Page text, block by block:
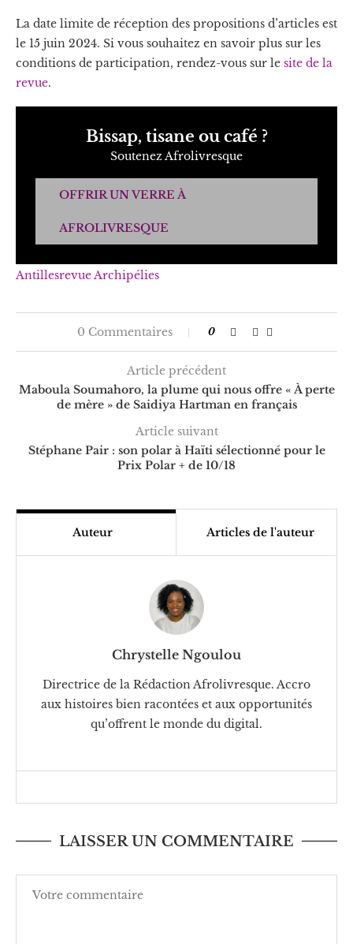
La date limite de réception des propositions d’articles est
le 15 juin 2024. Si vous souhaitez en savoir plus sur les
conditions de participation, rendez-vous sur le site de la
revue.
Bissap, tisane ou café ?
Soutenez Afrolivresque
OFFRIR UN VERRE À
AFROLIVRESQUE
Antillesrevue Archipélies
0 Commentaires 0
Article précédent
Maboula Soumahoro, la plume qui nous offre « À perte
de mère » de Saidiya Hartman en français
Article suivant
Stéphane Pair : son polar à Haïti sélectionné pour le
Prix Polar + de 10/18
Auteur Articles de l'auteur
Chrystelle Ngoulou
Directrice de la Rédaction Afrolivresque. Accro
aux histoires bien racontées et aux opportunités
qu’offrent le monde du digital.
LAISSER UN COMMENTAIRE